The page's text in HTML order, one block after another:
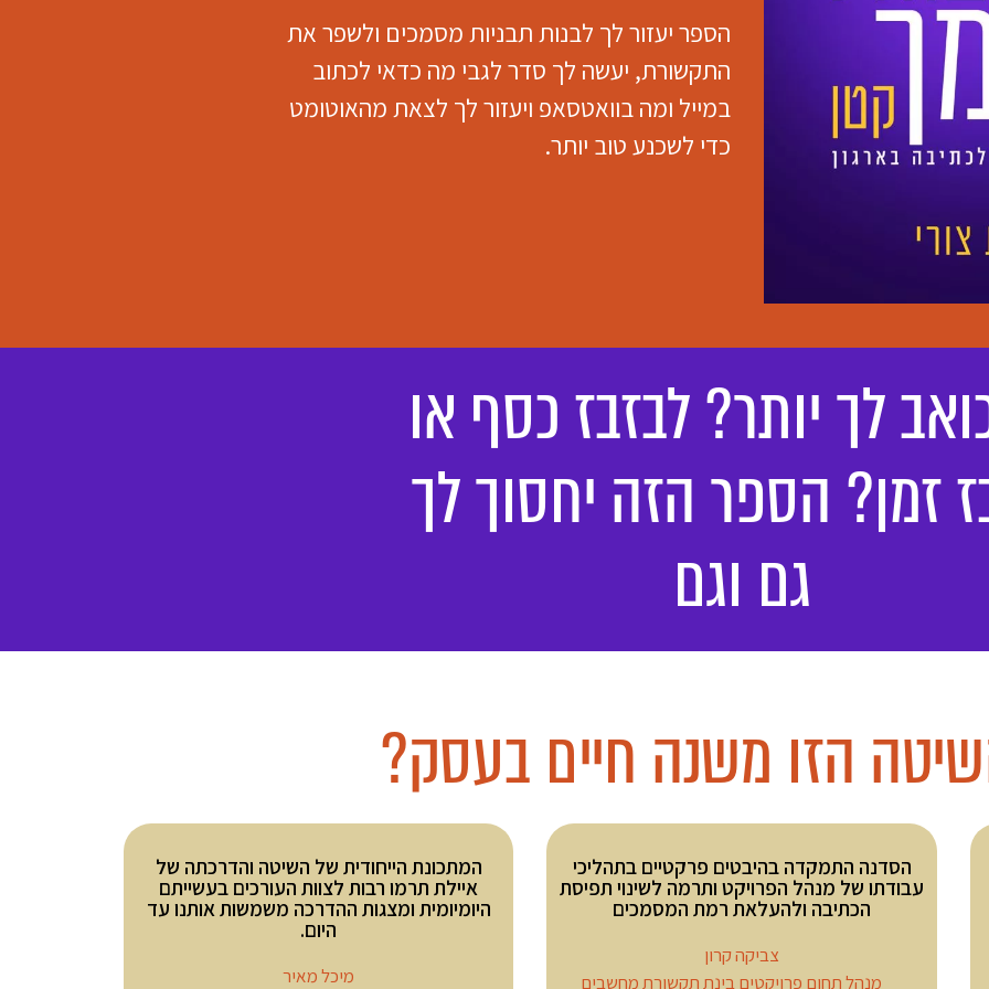
הספר יעזור לך לבנות תבניות מסמכים ולשפר את
התקשורת, יעשה לך סדר לגבי מה כדאי לכתוב
במייל ומה בוואטסאפ ויעזור לך לצאת מהאוטומט
כדי לשכנע טוב יותר.
לך יותר? לבזבז כסף או
זמן? הספר הזה יחסוך לך
גם וגם
הזו משנה חיים בעסק?
הסדנה התמקדה בהיבטים פרקטיים בתהליכי
עבודתו של מנהל הפרויקט ותרמה לשינוי תפיסת
הכתיבה ולהעלאת רמת המסמכים
צביקה קרון
מנהל תחום פרויקטים בינת תקשורת מחשבים
המתכונת הייחודית של השיטה והדרכתה של
איילת תרמו רבות לצוות העורכים בעשייתם
היומיומית ומצגות ההדרכה משמשות אותנו עד
היום.
מיכל מאיר